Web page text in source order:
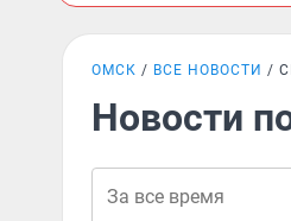
ОМСК ВСЕ НОВОСТИ
Новости